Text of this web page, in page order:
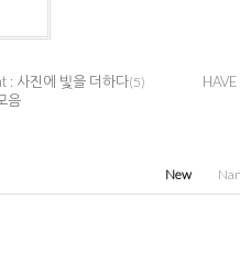
: 사진에 빛을 더하다(5)
음
New